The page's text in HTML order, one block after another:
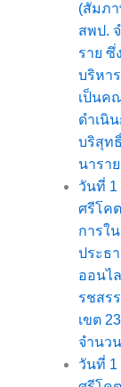
(สัมภ
สพป.
ราย ซึ่
บริหา
เป็นค
ดำเนิ
บริสุท
นารา
วันที่ 1
ศรีโค
การใ
ประธ
ออนไ
รชสร
เขต
จำนว
วันที่ 1